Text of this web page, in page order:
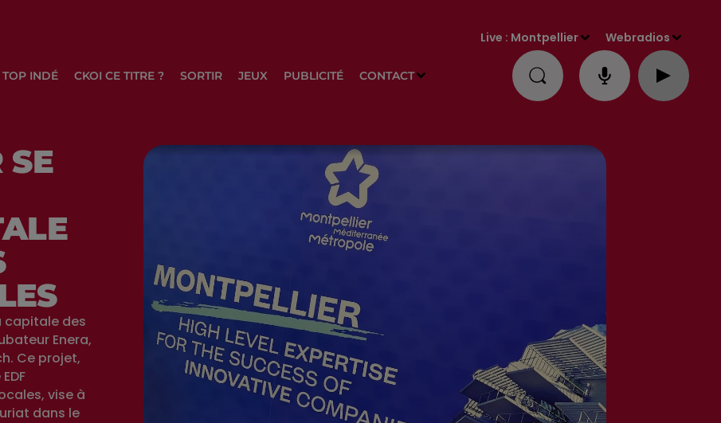
TOP INDÉ CKOI CE TITRE ? SORTIR JEUX PUBLICITÉ CONTACT
Live : Montpellier Webradios
SE
capitale des
Enera,
Ce projet,
vise à
dans le